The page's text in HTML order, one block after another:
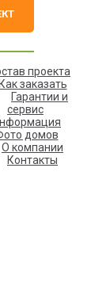
проекта
Как заказать
Гарантии и
сервис
домов
О компании
Контакты